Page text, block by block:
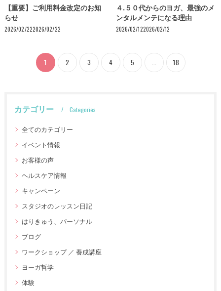
【重要】ご利用料金改定のお知
らせ
2026/02/222026/02/22
４.５０代からのヨガ、最強のメ
ンタルメンテになる理由
2026/02/122026/02/12
1 2 3 4 5 18
カテゴリー Categories
全てのカテゴリー
イベント情報
お客様の声
ヘルスケア情報
キャンペーン
スタジオのレッスン日記
はりきゅう、パーソナル
ブログ
ワークショップ ／ 養成講座
ヨーガ哲学
体験